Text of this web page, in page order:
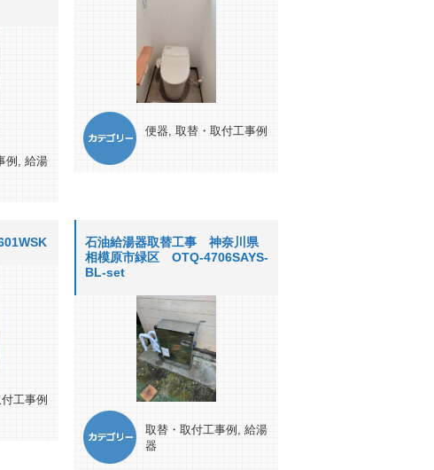
例 , 給湯
便器, 取替・取付工事例
工事例
石油給湯器取替工事 神奈川県
相模原市緑区 OTQ-4706SAYS-
BL-set
取替・取付工事例 , 給湯
器